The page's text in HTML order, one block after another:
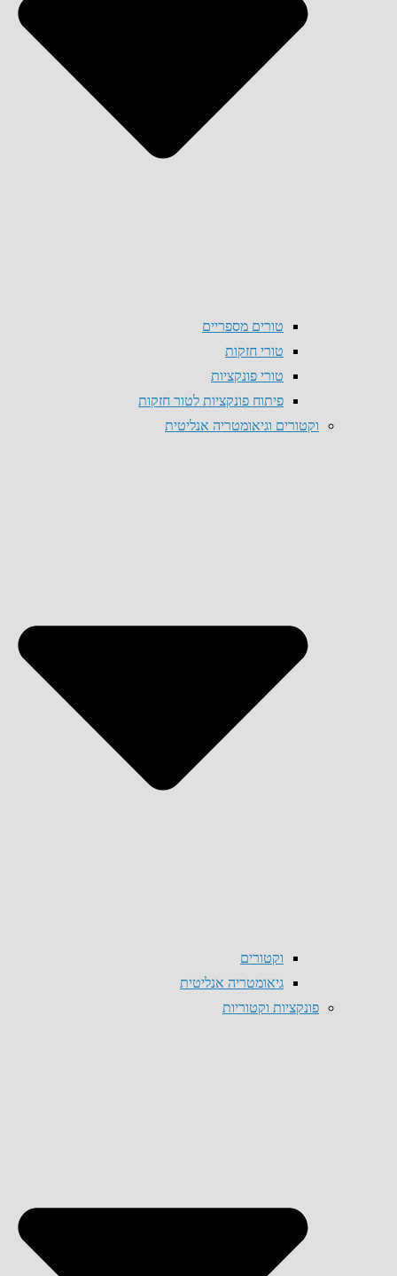
טורים מספריים
טורי חזקות
טורי פונקציות
פיתוח פונקציות לטור חזקות
וקטורים וגיאומטריה אנליטית
וקטורים
גיאומטריה אנליטית
פונקציות וקטוריות